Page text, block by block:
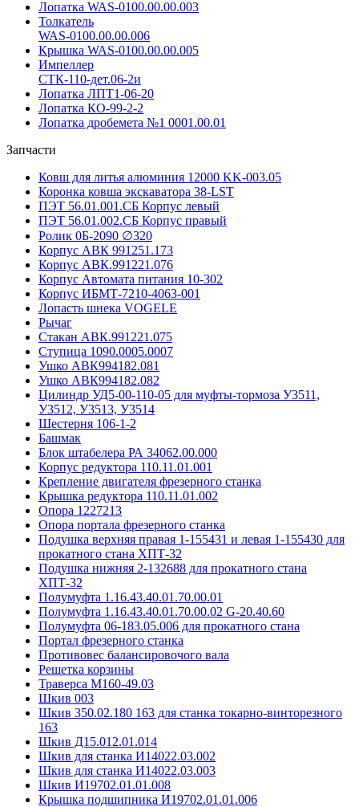
Лопатка WAS-0100.00.00.003
Толкатель
WAS-0100.00.00.006
Крышка WAS-0100.00.00.005
Импеллер
СТК-110-дет.06-2и
Лопатка ЛПТ1-06-20
Лопатка КО-99-2-2
Лопатка дробемета №1 0001.00.01
Запчасти
Ковш для литья алюминия 12000 KK-003.05
Коронка ковша экскаватора 38-LST
ПЭТ 56.01.001.СБ Корпус левый
ПЭТ 56.01.002.СБ Корпус правый
Ролик 0Б-2090 ∅320
Корпус АВК 991251.173
Корпус АВК.991221.076
Корпус Автомата питания 10-302
Корпус ИБМТ-7210-4063-001
Лопасть шнека VOGELE
Рычаг
Стакан АВК.991221.075
Ступица 1090.0005.0007
Ушко АВК994182.081
Ушко АВК994182.082
Цилиндр УД5-00-110-05 для муфты-тормоза У3511,
У3512, У3513, У3514
Шестерня 106-1-2
Башмак
Блок штабелера РА 34062.00.000
Корпус редуктора 110.11.01.001
Крепление двигателя фрезерного станка
Крышка редуктора 110.11.01.002
Опора 1227213
Опора портала фрезерного станка
Подушка верхняя правая 1-155431 и левая 1-155430 для
прокатного стана ХПТ-32
Подушка нижняя 2-132688 для прокатного стана
ХПТ-32
Полумуфта 1.16.43.40.01.70.00.01
Полумуфта 1.16.43.40.01.70.00.02 G-20.40.60
Полумуфта 06-183.05.006 для прокатного стана
Портал фрезерного станка
Противовес балансировочого вала
Решетка корзины
Траверса М160-49.03
Шкив 003
Шкив 350.02.180 163 для станка токарно-винторезного
163
Шкив Д15.012.01.014
Шкив для станка И14022.03.002
Шкив для станка И14022.03.003
Шкив И19702.01.01.008
Крышка подшипника И19702.01.01.006